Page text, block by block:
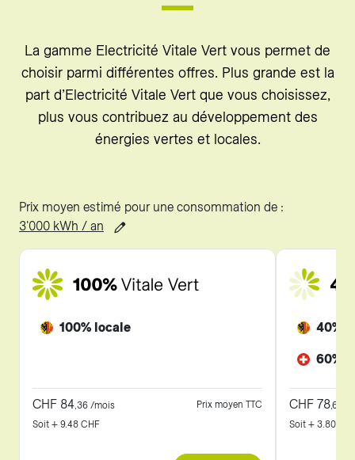
La gamme Electricité Vitale Vert vous permet de
choisir parmi différentes offres. Plus grande est la
part d’Electricité Vitale Vert que vous choisissez,
plus vous contribuez au développement des
énergies vertes et locales.
Prix moyen estimé pour une consommation de :
3'000 kWh / an
100% locale
CHF 84,36 /mois
Soit + 9.48 CHF
Prix moyen TTC
40%
60%
CHF 78,69
Soit + 3.80